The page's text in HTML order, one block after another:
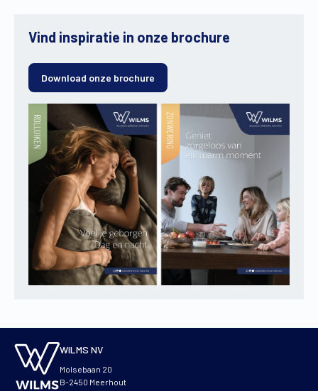
Vind inspiratie in onze brochure
Download onze brochure
WILMS NV
Molsebaan 20
B-2450 Meerhout